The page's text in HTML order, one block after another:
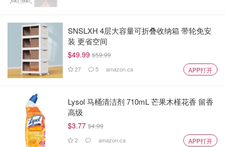
SNSLXH 4层大容量可折叠收纳箱 带轮免安
装 更省空间
$49.99 $59.99
27 5 amazon.ca APP打开
Lysol 马桶清洁剂 710mL 芒果木槿花香 留香
高级
$3.77 $4.99
2 amazon.ca APP打开